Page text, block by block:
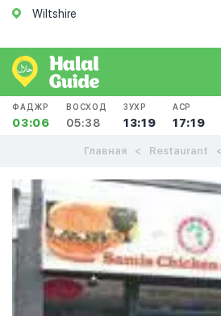
Wiltshire
ФАДЖР
03:06
ВОСХОД
05:38
ЗУХР
13:19
АСР
17:19
Главная Restaurant